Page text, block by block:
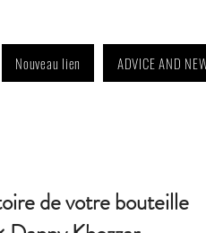
Nouveau lien ADVICE AND
de votre bouteille